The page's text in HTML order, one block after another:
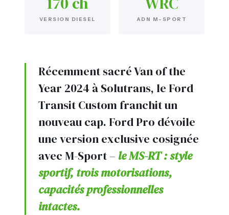
VERSION DIESEL ADN M-SPORT
Récemment sacré Van of the
Year 2024 à Solutrans, le Ford
Transit Custom franchit un
nouveau cap. Ford Pro dévoile
une version exclusive cosignée
avec M-Sport – le MS-RT : style
sportif, trois motorisations,
capacités professionnelles
intactes.